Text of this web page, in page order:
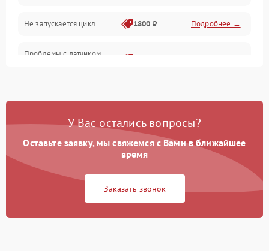
Не запускается цикл 1800 ₽ Подробнее →
Проблемы с датчиком
Проблемы с блоком
1800 ₽ Подробнее →
Не завершает программу Подробнее →
1500 ₽ Подробнее →
У Вас остались вопросы?
Оставьте заявку, мы свяжемся с Вами в ближайшее
время
Заказать звонок